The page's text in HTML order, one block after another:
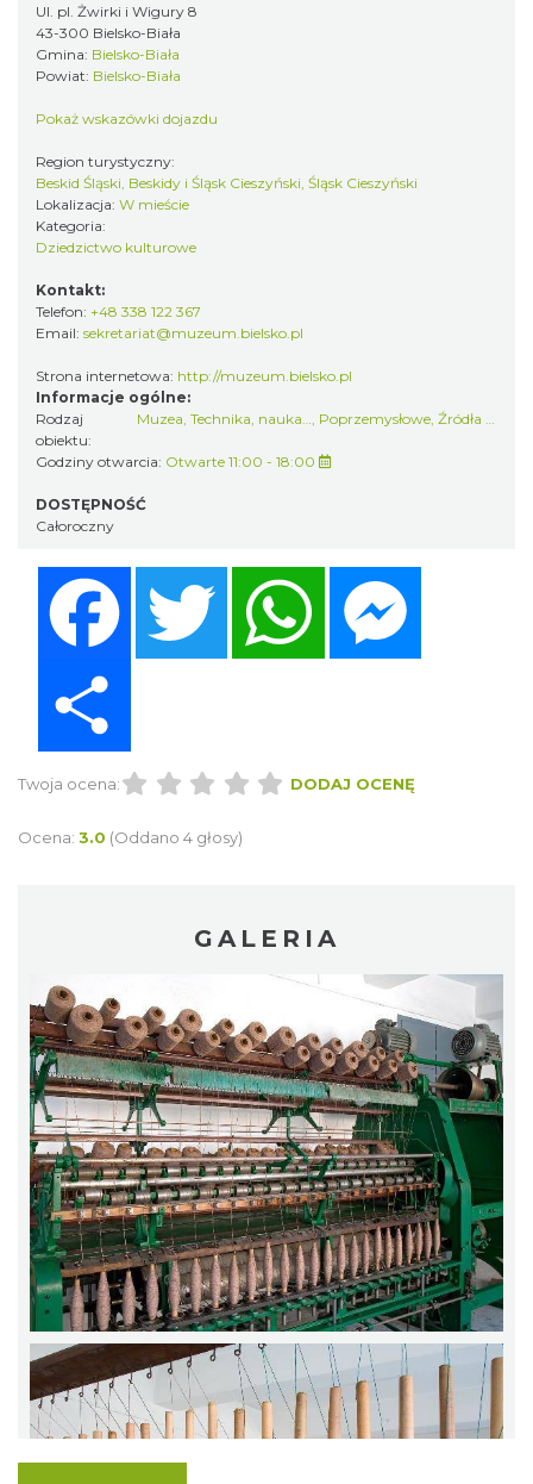
Ul. pl. Żwirki i Wigury 8
43-300 Bielsko-Biała
Gmina: Bielsko-Biała
Powiat: Bielsko-Biała
Pokaż wskazówki dojazdu
Region turystyczny:
Beskid Śląski, Beskidy i Śląsk Cieszyński, Śląsk Cieszyński
Lokalizacja: W mieście
Kategoria:
Dziedzictwo kulturowe
Kontakt:
Telefon: +48 338 122 367
Email: sekretariat@muzeum.bielsko.pl
Strona internetowa: http://muzeum.bielsko.pl
Informacje ogólne:
Rodzaj
obiektu:
Muzea Technika, nauka… Poprzemysłowe, Źródła historii
Godziny otwarcia: Otwarte 11:00 - 18:00
DOSTĘPNOŚĆ
Całoroczny
Twitter WhatsApp
Twoja ocena: DODAJ OCENĘ
Ocena: 3.0 (Oddano 4 głosy)
GALERIA